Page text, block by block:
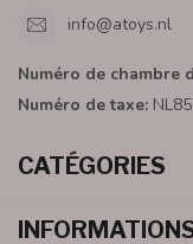
info@atoys.nl
Numéro de chambre
Numéro de taxe:
CATÉGORIES